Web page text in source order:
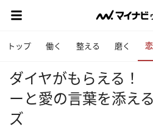
トップ 働く 整える 磨く
ダイヤがもらえる！
ーと愛の言葉を添え
ズ